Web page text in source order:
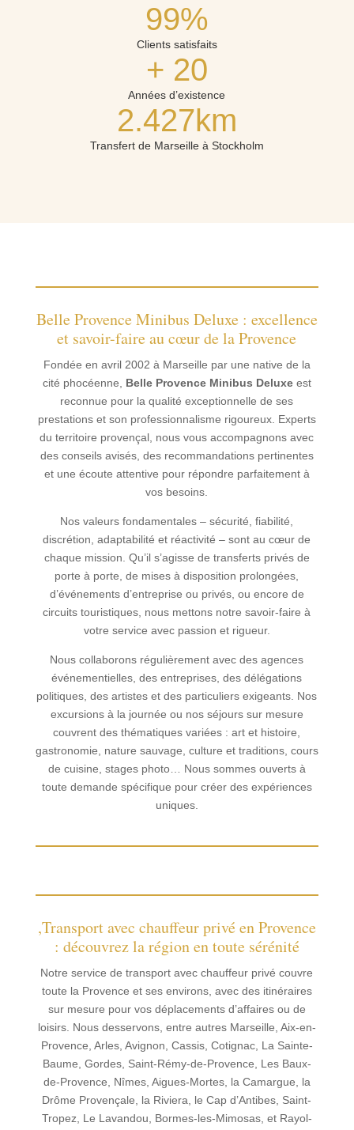
99%
Clients satisfaits
+ 20
Années d’existence
2.427km
Transfert de Marseille à Stockholm
Belle Provence Minibus Deluxe : excellence
et savoir-faire au cœur de la Provence
Fondée en avril 2002 à Marseille par une native de la
cité phocéenne, Belle Provence Minibus Deluxeest
reconnue pour la qualité exceptionnelle de ses
prestations et son professionnalisme rigoureux. Experts
du territoire provençal, nous vous accompagnons avec
des conseils avisés, des recommandations pertinentes
et une écoute attentive pour répondre parfaitement à
vos besoins.
Nos valeurs fondamentales – sécurité, fiabilité,
discrétion, adaptabilité et réactivité – sont au cœur de
chaque mission. Qu’il s’agisse de transferts privés de
porte à porte, de mises à disposition prolongées,
d’événements d’entreprise ou privés, ou encore de
circuits touristiques, nous mettons notre savoir-faire à
votre service avec passion et rigueur.
Nous collaborons régulièrement avec des agences
événementielles, des entreprises, des délégations
politiques, des artistes et des particuliers exigeants. Nos
excursions à la journée ou nos séjours sur mesure
couvrent des thématiques variées : art et histoire,
gastronomie, nature sauvage, culture et traditions, cours
de cuisine, stages photo… Nous sommes ouverts à
toute demande spécifique pour créer des expériences
uniques.
,Transport avec chauffeur privé en Provence
: découvrez la région en toute sérénité
Notre service de transport avec chauffeur privé couvre
toute la Provence et ses environs, avec des itinéraires
sur mesure pour vos déplacements d’affaires ou de
loisirs. Nous desservons, entre autres Marseille, Aix-en-
Provence, Arles, Avignon, Cassis, Cotignac, La Sainte-
Baume, Gordes, Saint-Rémy-de-Provence, Les Baux-
de-Provence, Nîmes, Aigues-Mortes, la Camargue, la
Drôme Provençale, la Riviera, le Cap d’Antibes, Saint-
Tropez, Le Lavandou, Bormes-les-Mimosas, et Rayol-